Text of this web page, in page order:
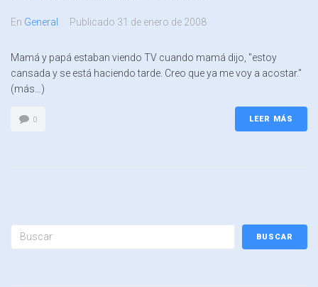
En General Publicado 31 de enero de 2008
Mamá y papá estaban viendo TV cuando mamá dijo, "estoy
cansada y se está haciendo tarde. Creo que ya me voy a acostar."
(más…)
0 LEER MÁS
BUSCAR